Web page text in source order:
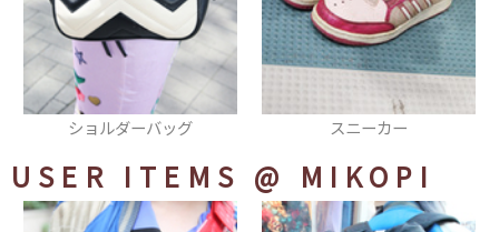
ショルダーバッグ スニーカー
USER ITEMS @ MIKOPI